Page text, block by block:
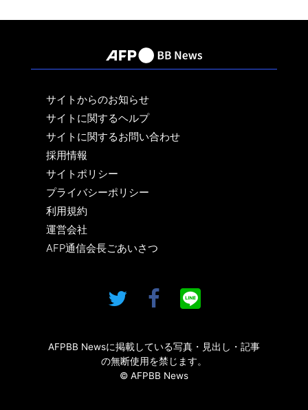
サイトからのお知らせ
サイトに関するヘルプ
サイトに関するお問い合わせ
採用情報
サイトポリシー
プライバシーポリシー
利用規約
運営会社
AFP通信会長ごあいさつ
AFPBB Newsに掲載している写真・見出し・記事
の無断使用を禁じます。
© AFPBB News